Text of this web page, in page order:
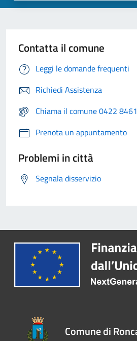
Contatta il comune
Leggi le domande frequenti
Richiedi Assistenza
Chiama il comune 0422 8461
Prenota un appuntamento
Problemi in città
Segnala disservizio
Comune di